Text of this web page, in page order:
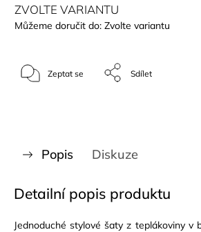
ZVOLTE VARIANTU
Můžeme doručit do: Zvolte variantu
Zeptat se Sdílet
Popis Diskuze
Detailní popis produktu
Jednoduché stylové šaty z teplákoviny v